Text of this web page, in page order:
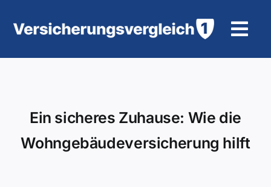
Inhalt
Motorradversicherung
Ein sicheres Zuhause: Wie die
Wohngebäudeversicherung hilft